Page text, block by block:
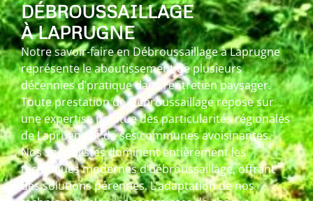
DÉBROUSSAILLAGE
À LAPRUGNE
Notre savoir-faire en Débroussaillage à Laprugne
représente le aboutissement de plusieurs
décennies d’pratique dans l’entretien paysager.
Toute prestation de Débroussaillage repose sur
une expertise pointue des particularités régionales
de Laprugne et de ses communes avoisinantes.
Nos spécialistes dominent entièrement les
techniques modernes d’débroussaillage, offrant
des solutions pérennes. L’adaptation de nos